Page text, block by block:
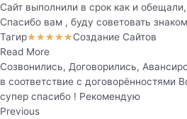
Сайт выполнили в срок как и
Спасибо вам , буду советовать
Тагир★ ★ ★ ★ ★ Создание Сайтов
Read More
Созвонились, Договорились,
в соответствие с договорённостями
супер спасибо ! Рекомендую
Previous